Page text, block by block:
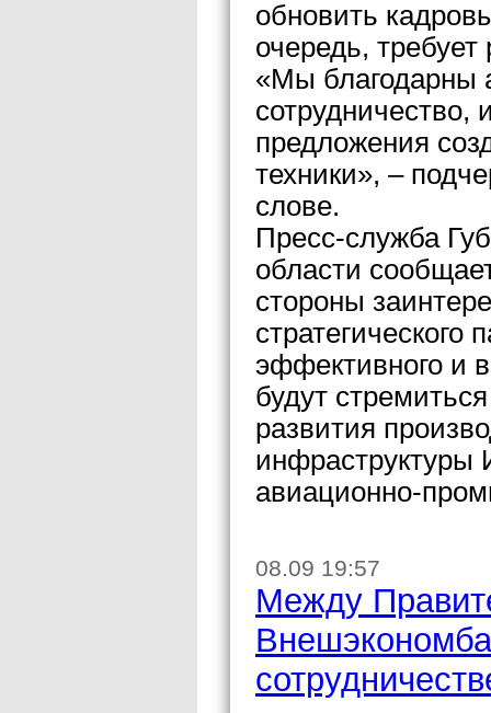
обновить
очередь,
«Мы благодарны
сотрудничество,
предложения
техники», –
слове.
Пресс-служба
области
стороны
стратегического
эффективного и
будут
развития
инфраструктуры
авиационно-
08.09 19:57
Между